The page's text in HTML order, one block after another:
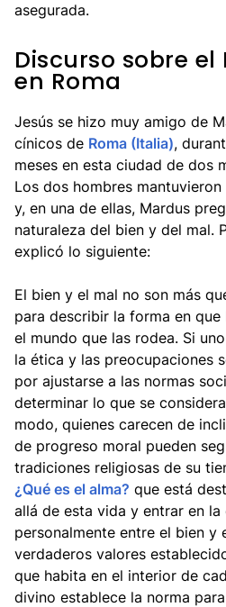
asegurada.
Discurso sobre el
en Roma
Jesús se hizo muy amigo de
cínicos de Roma (Italia),
meses en esta ciudad de dos
Los dos hombres
y, en una de ellas, Mardus
naturaleza del bien y del mal.
explicó lo siguiente:
El bien y el mal no son más
para describir la forma en que
el mundo que las rodea. Si
la ética y las preocupaciones
por ajustarse a las normas
determinar lo que se
modo, quienes carecen de
de progreso moral pueden
tradiciones religiosas de su
¿Qué es el alma? que está
allá de esta vida y entrar en
personalmente entre el bien y
verdaderos valores
que habita en el interior de
divino establece la norma